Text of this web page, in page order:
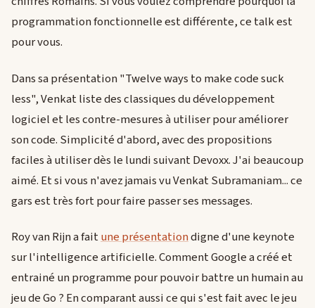
programmation fonctionnelle est différente, ce talk est
pour vous.
Dans sa présentation "Twelve ways to make code suck
less", Venkat liste des classiques du développement
logiciel et les contre-mesures à utiliser pour améliorer
son code. Simplicité d'abord, avec des propositions
faciles à utiliser dès le lundi suivant Devoxx. J'ai beaucoup
aimé. Et si vous n'avez jamais vu Venkat Subramaniam... ce
gars est très fort pour faire passer ses messages.
Roy van Rijn a faitune présentationdigne d'une keynote
sur l'intelligence artificielle. Comment Google a créé et
entrainé un programme pour pouvoir battre un humain au
jeu de Go ? En comparant aussi ce qui s'est fait avec le jeu